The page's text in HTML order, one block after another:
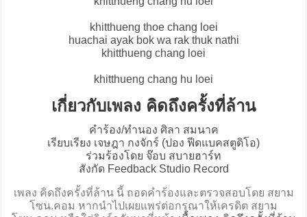
khitthueng thoe chang loei
huachai ayak bok wa rak thuk nathi
khitthueng chang loei
khitthueng chang hu loei
เกี่ยวกับเพลง คิดถึงครั้งที่ล้าน
คำร้อง/ทำนอง ศิลา สมนาค
เรียบเรียง เจษฎา กงจักร์ (ปอง ฟีดแบคสตูดิโอ)
ร่วมร้องโดย จ๊อบ สบายฮาร์ท
สังกัด Feedback Studio Record
เพลง คิดถึงครั้งที่ล้าน นี้ ถอดคำร้องและตรวจสอบโดย สยาม
โซน.คอม หากนำไปเผยแพร่ต่อกรุณาให้เครดิต สยาม